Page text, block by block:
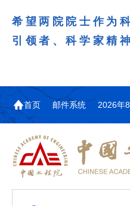
希望两院院士作为
引领者、科学家精
首页 邮件系统 2026年